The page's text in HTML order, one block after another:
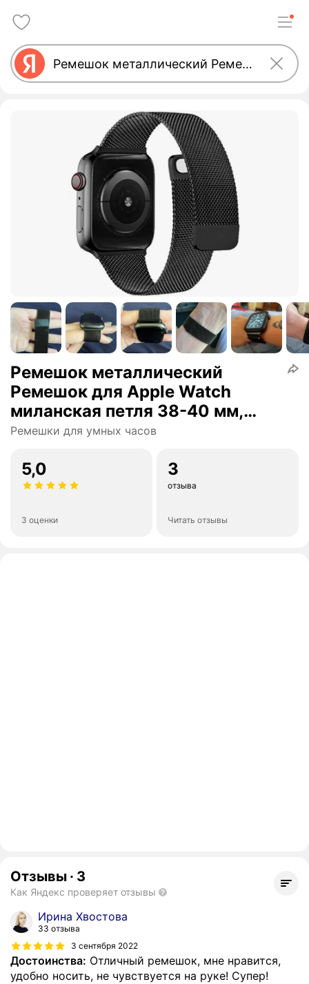
Ремешок металлический
Ремешок для Apple Watch
миланская петля 38-40 мм,
черный / Браслет для Apple
Ремешки для умных часов
5,0
3 оценки
3
отзыва
Читать отзывы
Отзывы · 3
Как Яндекс проверяет отзывы
Ирина Хвостова
33 отзыва
3 сентября 2022
Достоинства: Отличный ремешок, мне нравится,
удобно носить, не чувствуется на руке! Супер!